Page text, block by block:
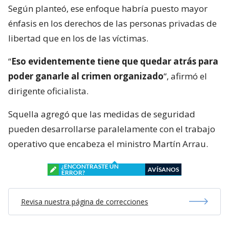
Según planteó, ese enfoque habría puesto mayor
énfasis en los derechos de las personas privadas de
libertad que en los de las víctimas.
“Eso evidentemente tiene que quedar atrás para
poder ganarle al crimen organizado“, afirmó el
dirigente oficialista.
Squella agregó que las medidas de seguridad
pueden desarrollarse paralelamente con el trabajo
operativo que encabeza el ministro Martín Arrau.
¿ENCONTRASTE UN
ERROR?
AVÍSANOS
Revisa nuestra página de correcciones